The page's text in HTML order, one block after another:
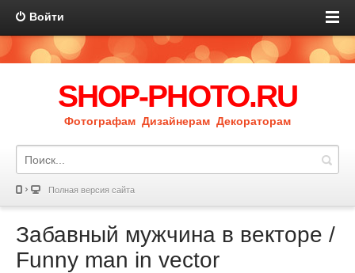
Войти
SHOP-PHOTO.RU
Фотографам Дизайнерам Декораторам
Полная версия сайта
Забавный мужчина в векторе /
Funny man in vector